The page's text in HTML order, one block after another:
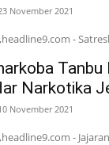
November 2021
-
Tanbu
Narkotika
November 2021
-